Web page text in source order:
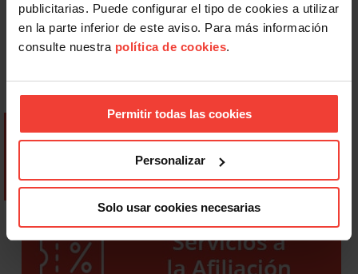
publicitarias. Puede configurar el tipo de cookies a utilizar
en la parte inferior de este aviso. Para más información
consulte nuestra política de cookies.
Permitir todas las cookies
Personalizar
Solo usar cookies necesarias